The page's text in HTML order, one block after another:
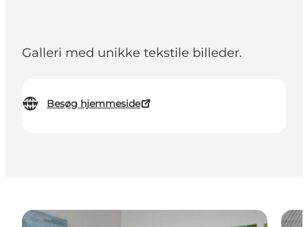
Galleri med unikke tekstile billeder.
Besøg hjemmeside